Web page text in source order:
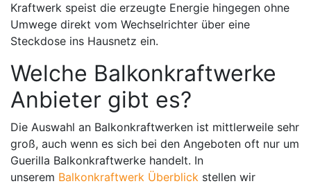
Kraftwerk speist die erzeugte Energie hingegen ohne
Umwege direkt vom Wechselrichter über eine
Steckdose ins Hausnetz ein.
Welche Balkonkraftwerke
Anbieter gibt es?
Die Auswahl an Balkonkraftwerken ist mittlerweile sehr
groß, auch wenn es sich bei den Angeboten oft nur um
Guerilla Balkonkraftwerke handelt. In
unserem Balkonkraftwerk Überblick stellen wir